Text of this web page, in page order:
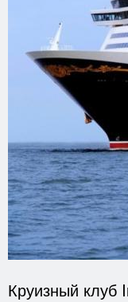
Круизный клуб